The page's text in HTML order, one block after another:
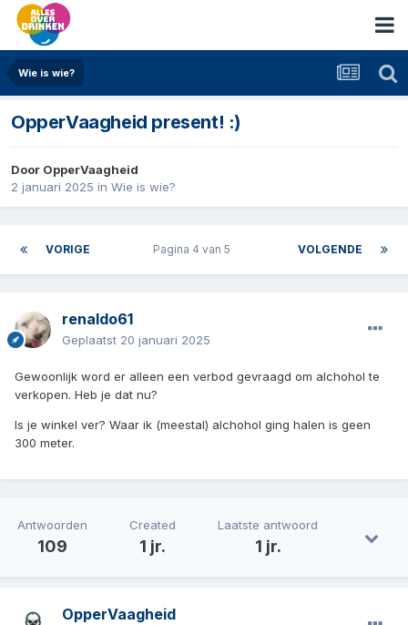
Wie is wie?
OpperVaagheid present! :)
Door OpperVaagheid
2 januari 2025 in Wie is wie?
VORIGE VOLGENDE
Pagina 4 van 5
renaldo61
Geplaatst 20 januari 2025
Gewoonlijk word er alleen een verbod gevraagd om alchohol te
verkopen. Heb je dat nu?
Is je winkel ver? Waar ik (meestal) alchohol ging halen is geen
300 meter.
Antwoorden
109
Created
1 jr.
Laatste antwoord
1 jr.
OpperVaagheid